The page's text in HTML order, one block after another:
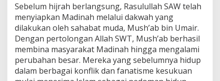
Sebelum hijrah berlangsung, Rasulullah SAW telah
menyiapkan Madinah melalui dakwah yang
dilakukan oleh sahabat muda, Mush’ab bin Umair.
Dengan pertolongan Allah SWT, Mush’ab berhasil
membina masyarakat Madinah hingga mengalami
perubahan besar. Mereka yang sebelumnya hidup
dalam berbagai konflik dan fanatisme kesukuan